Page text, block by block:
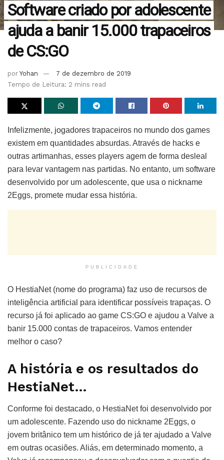
Software criado por adolescente
ajuda a banir 15.000 trapaceiros
de CS:GO
por Yohan
7 de dezembro de 2019
Tempo de Leitura: 2 mins read
Infelizmente, jogadores trapaceiros no mundo dos games
existem em quantidades absurdas. Através de hacks e
outras artimanhas, esses players agem de forma desleal
para levar vantagem nas partidas. No entanto, um software
desenvolvido por um adolescente, que usa o nickname
2Eggs, promete mudar essa história.
PUBLICIDADE
O HestiaNet (nome do programa) faz uso de recursos de
inteligência artificial para identificar possíveis trapaças. O
recurso já foi aplicado ao game CS:GO e ajudou a Valve a
banir 15.000 contas de trapaceiros. Vamos entender
melhor o caso?
A história e os resultados do
HestiaNet…
Conforme foi destacado, o HestiaNet foi desenvolvido por
um adolescente. Fazendo uso do nickname 2Eggs, o
jovem britânico tem um histórico de já ter ajudado a Valve
em outras ocasiões. Aliás, em determinado momento, a